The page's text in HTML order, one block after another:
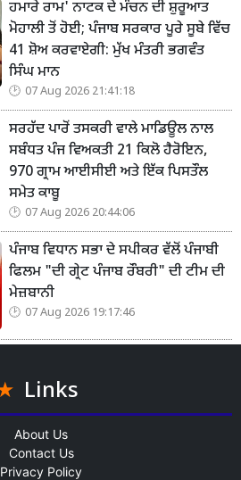
ਹਮਾਰੇ ਰਾਮ' ਨਾਟਕ ਦੇ ਮੰਚਨ ਦੀ ਸ਼ੁਰੂਆਤ
ਮੋਹਾਲੀ ਤੋਂ ਹੋਈ; ਪੰਜਾਬ ਸਰਕਾਰ ਪੂਰੇ ਸੂਬੇ ਵਿੱਚ
41 ਸ਼ੋਅ ਕਰਵਾਏਗੀ: ਮੁੱਖ ਮੰਤਰੀ ਭਗਵੰਤ
ਸਿੰਘ ਮਾਨ
07 Aug 2026 21:41:18
ਸਰਹੱਦ ਪਾਰੋਂ ਤਸਕਰੀ ਵਾਲੇ ਮਾਡਿਊਲ ਨਾਲ
ਸਬੰਧਤ ਪੰਜ ਵਿਅਕਤੀ 21 ਕਿਲੋ ਹੈਰੋਇਨ,
970 ਗ੍ਰਾਮ ਆਈਸੀਈ ਅਤੇ ਇੱਕ ਪਿਸਤੌਲ
ਸਮੇਤ ਕਾਬੂ
07 Aug 2026 20:44:06
ਪੰਜਾਬ ਵਿਧਾਨ ਸਭਾ ਦੇ ਸਪੀਕਰ ਵੱਲੋਂ ਪੰਜਾਬੀ
ਫਿਲਮ "ਦੀ ਗ੍ਰੇਟ ਪੰਜਾਬ ਰੌਬਰੀ" ਦੀ ਟੀਮ ਦੀ
ਮੇਜ਼ਬਾਨੀ
07 Aug 2026 19:17:46
Links
About Us
Contact Us
Privacy Policy